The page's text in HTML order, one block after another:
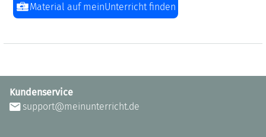
Material auf meinUnterricht finden
Kundenservice
support@meinunterricht.de